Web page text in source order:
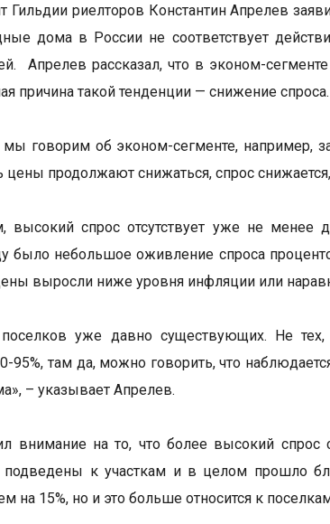
Гильдии риелторов Константин Апрелев
дома в России не соответствует
Апрелев рассказал, что в эконом-
причина такой тенденции — снижение спроса.
говорим об эконом-сегменте, например,
цены продолжают снижаться, спрос
высокий спрос отсутствует уже не менее
было небольшое оживление спроса
выросли ниже уровня инфляции или
поселков уже давно существующих. Не
95%, там да, можно говорить, что
– указывает Апрелев.
внимание на то, что более высокий
к участкам и в целом прошло
на 15%, но и это больше относится к